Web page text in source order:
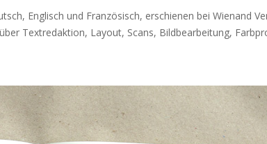
Englisch und Französisch, erschienen bei Wienand
Textredaktion, Layout, Scans, Bildbearbeitung,